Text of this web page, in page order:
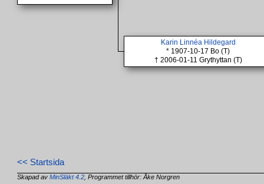
Karin Linnéa Hildegard
* 1907-10-17 Bo (T)
† 2006-01-11 Grythyttan (T)
<< Startsida
Skapad avMinSläkt 4.2 , Programmet tillhör: Åke Norgren